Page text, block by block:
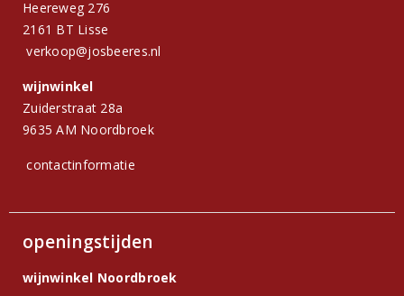
Heereweg 276
2161 BT Lisse
verkoop@josbeeres.nl
wijnwinkel
Zuiderstraat 28a
9635 AM Noordbroek
contactinformatie
openingstijden
wijnwinkel Noordbroek